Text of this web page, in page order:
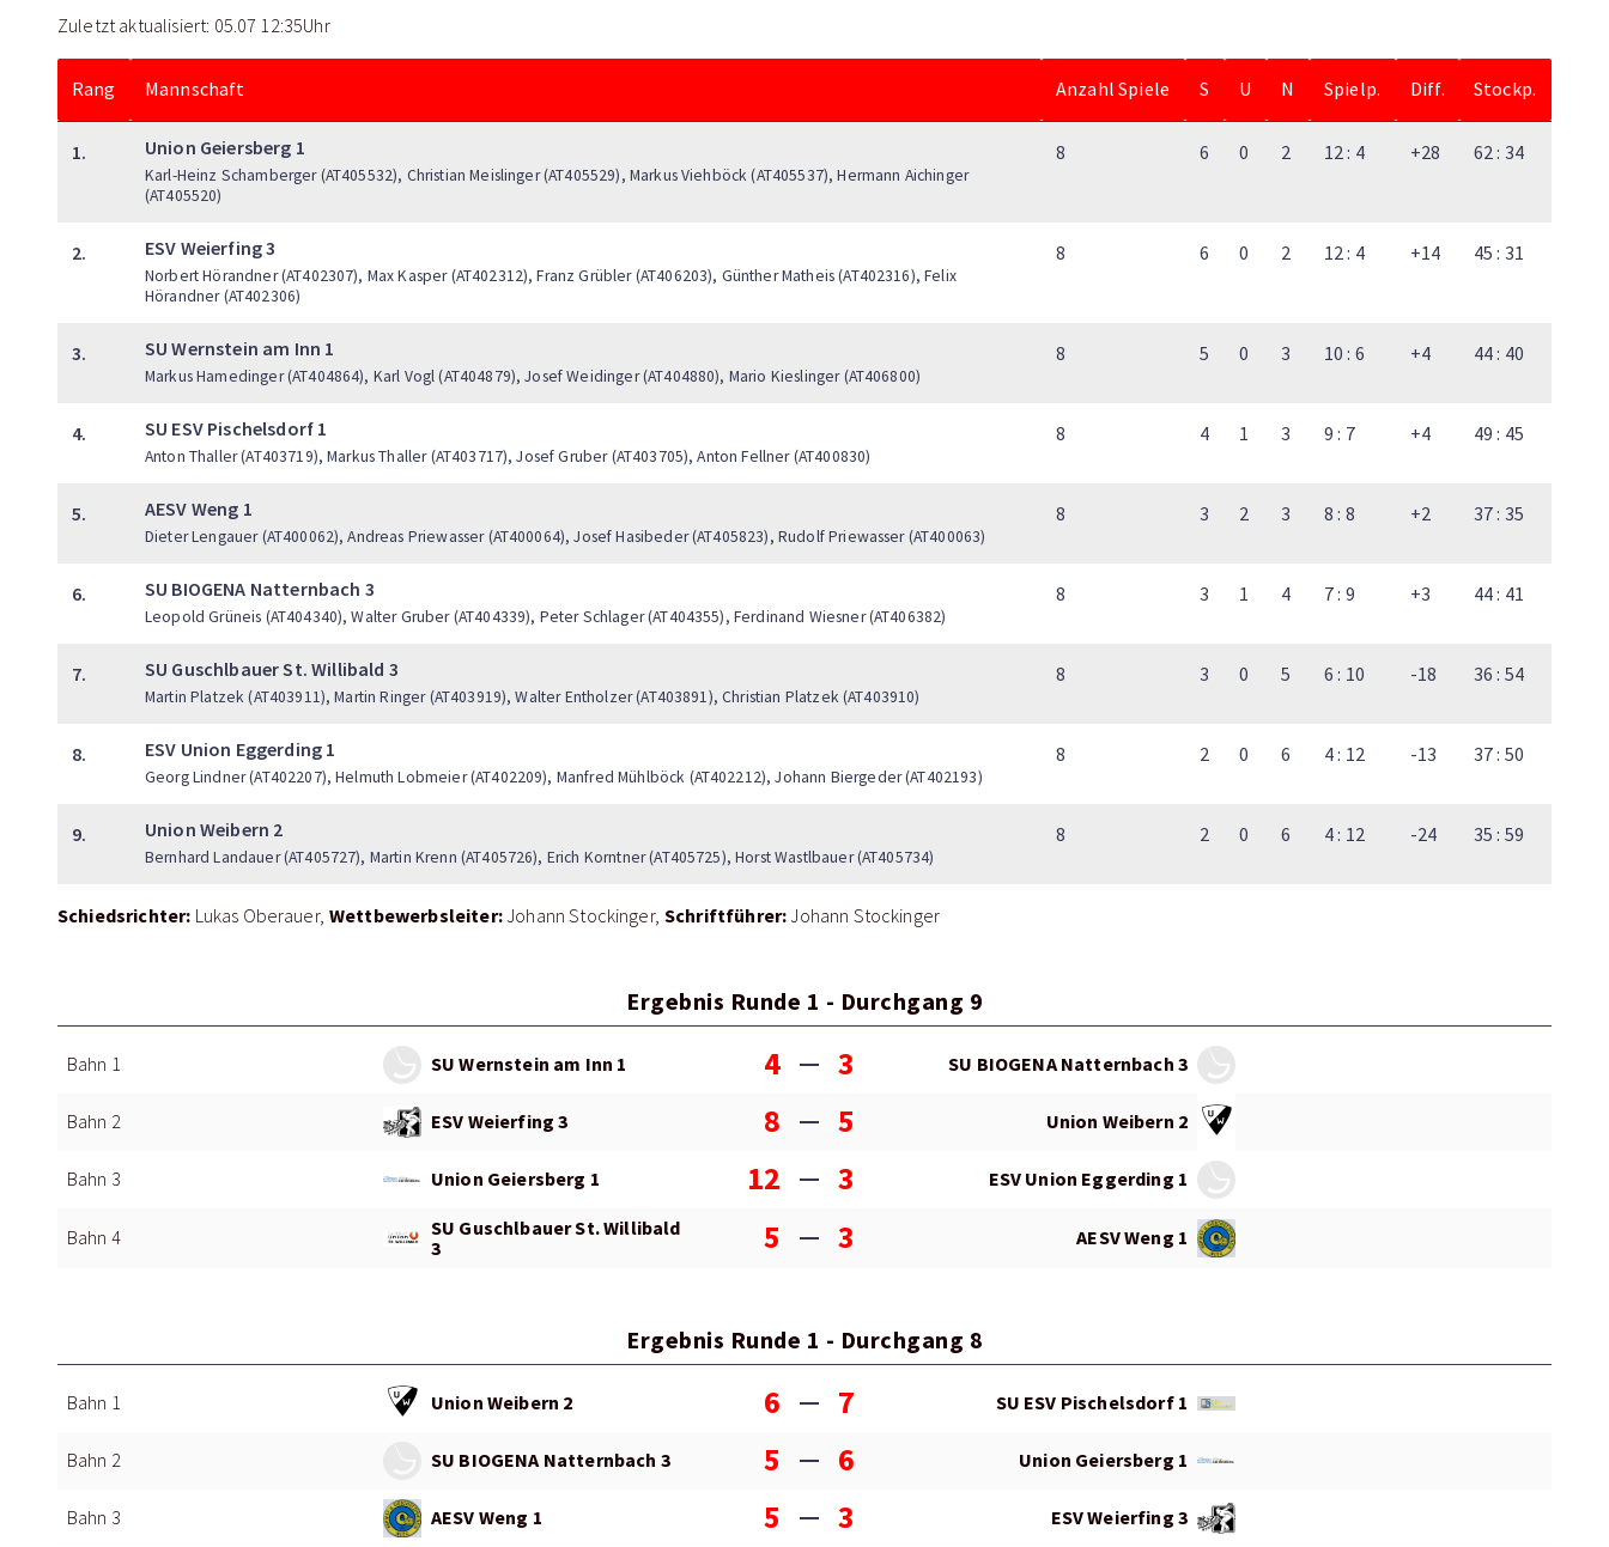
Zuletzt aktualisiert: 05.07 12:35Uhr
Rang Mannschaft Anzahl Spiele S U N Spielp. Diff. Stockp.
1. Union Geiersberg 1
Karl-Heinz Schamberger (AT405532), Christian Meislinger (AT405529), Markus Viehböck (AT405537), Hermann Aichinger
(AT405520)
8 6 0 2 12 : 4 +28 62 : 34
2. ESV Weierfing 3
Norbert Hörandner (AT402307), Max Kasper (AT402312), Franz Grübler (AT406203), Günther Matheis (AT402316), Felix
Hörandner (AT402306)
8 6 0 2 12 : 4 +14 45 : 31
3. SU Wernstein am Inn 1
Markus Hamedinger (AT404864), Karl Vogl (AT404879), Josef Weidinger (AT404880), Mario Kieslinger (AT406800)
8 5 0 3 10 : 6 +4 44 : 40
4. SU ESV Pischelsdorf 1
Anton Thaller (AT403719), Markus Thaller (AT403717), Josef Gruber (AT403705), Anton Fellner (AT400830)
8 4 1 3 9 : 7 +4 49 : 45
5. AESV Weng 1
Dieter Lengauer (AT400062), Andreas Priewasser (AT400064), Josef Hasibeder (AT405823), Rudolf Priewasser (AT400063)
8 3 2 3 8 : 8 +2 37 : 35
6. SU BIOGENA Natternbach 3
Leopold Grüneis (AT404340), Walter Gruber (AT404339), Peter Schlager (AT404355), Ferdinand Wiesner (AT406382)
8 3 1 4 7 : 9 +3 44 : 41
7. SU Guschlbauer St. Willibald 3
Martin Platzek (AT403911), Martin Ringer (AT403919), Walter Entholzer (AT403891), Christian Platzek (AT403910)
8 3 0 5 6 : 10 -18 36 : 54
8. ESV Union Eggerding 1
Georg Lindner (AT402207), Helmuth Lobmeier (AT402209), Manfred Mühlböck (AT402212), Johann Biergeder (AT402193)
8 2 0 6 4 : 12 -13 37 : 50
9. Union Weibern 2
Bernhard Landauer (AT405727), Martin Krenn (AT405726), Erich Korntner (AT405725), Horst Wastlbauer (AT405734)
8 2 0 6 4 : 12 -24 35 : 59
Schiedsrichter: Lukas Oberauer Wettbewerbsleiter:Johann Stockinger Schriftführer:Johann Stockinger
Ergebnis Runde 1 - Durchgang 9
Bahn 1 SU Wernstein am Inn 1 4 3 SU BIOGENA Natternbach 3
Bahn 2 ESV Weierfing 3 8 5 Union Weibern 2
Bahn 3 Union Geiersberg 1 12 3 ESV Union Eggerding 1
Bahn 4
SU Guschlbauer St. Willibald
3
5 3 AESV Weng 1
Ergebnis Runde 1 - Durchgang 8
Bahn 1 Union Weibern 2 6 7 SU ESV Pischelsdorf 1
Bahn 2 SU BIOGENA Natternbach 3 5 6 Union Geiersberg 1
Bahn 3 AESV Weng 1 5 3 ESV Weierfing 3